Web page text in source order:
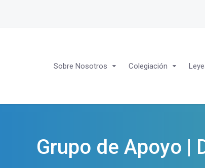
Sobre Nosotros Colegiación
Grupo de Apoyo |